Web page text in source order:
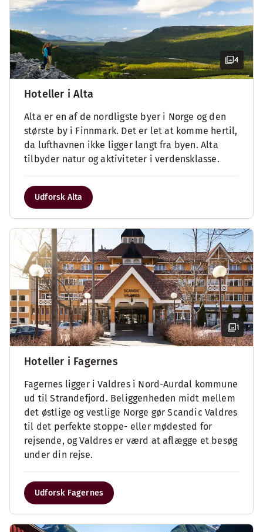
4
Hoteller i Alta
Alta er en af de nordligste byer i Norge og den
største by i Finnmark. Det er let at komme hertil,
da lufthavnen ikke ligger langt fra byen. Alta
tilbyder natur og aktiviteter i verdensklasse.
Udforsk Alta
1
Hoteller i Fagernes
Fagernes ligger i Valdres i Nord-Aurdal kommune
ud til Strandefjord. Beliggenheden midt mellem
det østlige og vestlige Norge gør Scandic Valdres
til det perfekte stoppe- eller mødested for
rejsende, og Valdres er værd at aflægge et besøg
under din rejse.
Udforsk Fagernes